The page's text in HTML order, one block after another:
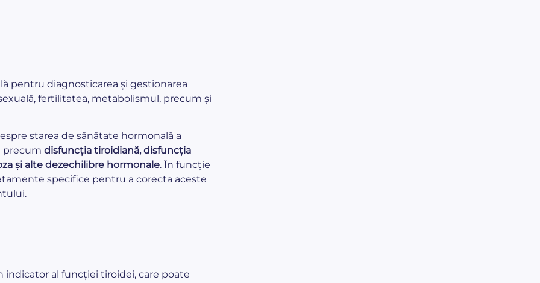
pentru diagnosticarea și gestionarea
fertilitatea, metabolismul, precum și
starea de sănătate hormonală a
precum disfuncția tiroidiană, disfuncția
și alte dezechilibre hormonale. În funcție
specifice pentru a corecta aceste
indicator al funcției tiroidei, care poate